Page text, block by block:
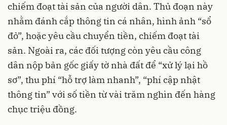
chiếm đoạt tài sản của người dân. Thủ đoạn này
nhằm đánh cắp thông tin cá nhân, hình ảnh “sổ
đỏ”, hoặc yêu cầu chuyển tiền, chiếm đoạt tài
sản. Ngoài ra, các đối tượng còn yêu cầu công
dân nộp bản gốc giấy tờ nhà đất để “xử lý lại hồ
sơ”, thu phí “hỗ trợ làm nhanh”, “phí cập nhật
thông tin” với số tiền từ vài trăm nghìn đến hàng
chục triệu đồng.